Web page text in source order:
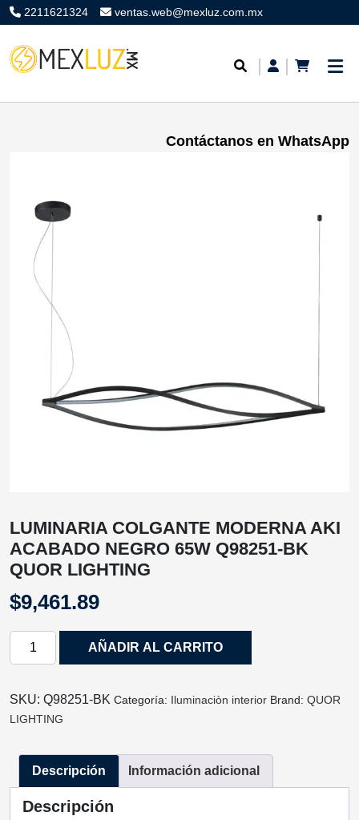
2211621324 ventas.web@mexluz.com.mx
Contáctanos en WhatsApp
LUMINARIA COLGANTE MODERNA AKI
ACABADO NEGRO 65W Q98251-BK
QUOR LIGHTING
$9,461.89
LUMINARIA
AKI
ACABADO
65W
Q98251-
BK
QUOR
AÑADIR AL CARRITO
SKU: Q98251-BK Categoría: Iluminaciòn interior Brand: QUOR
LIGHTING
Descripción Información adicional
Descripción